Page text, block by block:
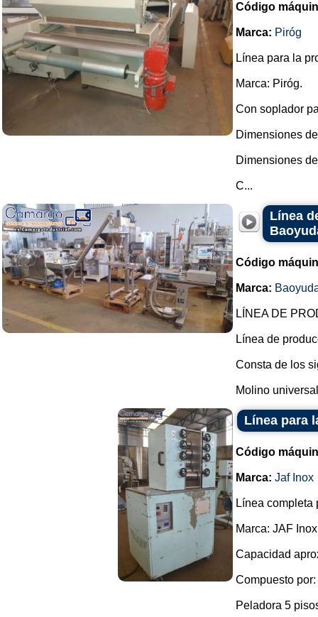
Código
Marca: Piróg
Línea para la
Marca: Piróg.
Con soplador
Dimensiones
Dimensiones
C...
Línea
Código
Marca:
LÍNEA DE
Línea de
Consta de los
Molino
Línea para
Código
Marca: Jaf Inox
Línea completa
Marca: JAF
Capacidad
Compuesto por:
Peladora 5